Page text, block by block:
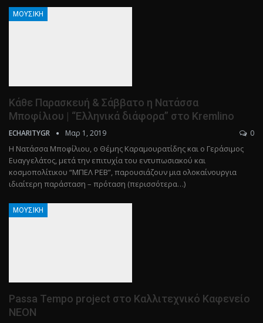
ΜΟΥΣΙΚΉ
Κάθε Παρασκευή & Σάββατο η Νατάσσα
Μποφίλιου | “Ελληνικά διάφορα” στο Kremlino
ECHARITYGR Μαρ 1, 2019 0
Η Νατάσσα Μποφίλιου, ο Θέμης Καραμουρατίδης και ο Γεράσιμος
Ευαγγελάτος, μετά την επιτυχία του εντυπωσιακού και
κοσμοπολίτικου “ΜΠΕΛ ΡΕΒ”, παρουσιάζουν μια ολοκαίνουργια
ιδιαίτερη παράσταση – πρόταση (περισσότερα…)
ΜΟΥΣΙΚΉ
Passa Tempo project στο Καλλιτεχνικό Καφενείο
ΝΕΟΝ